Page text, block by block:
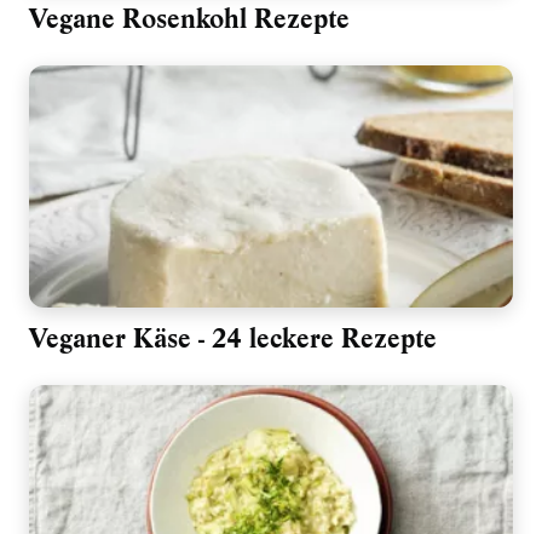
Vegane Rosenkohl Rezepte
Veganer Käse - 24 leckere Rezepte